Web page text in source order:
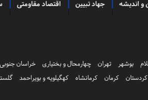
و اندیشه جهاد تبیین اقتصاد مقاومتی
بوشهر تهران چهارمحال و بختیاری خراسان جنوبی
کردستان کرمان کرمانشاه کهگیلویه و بویراحمد